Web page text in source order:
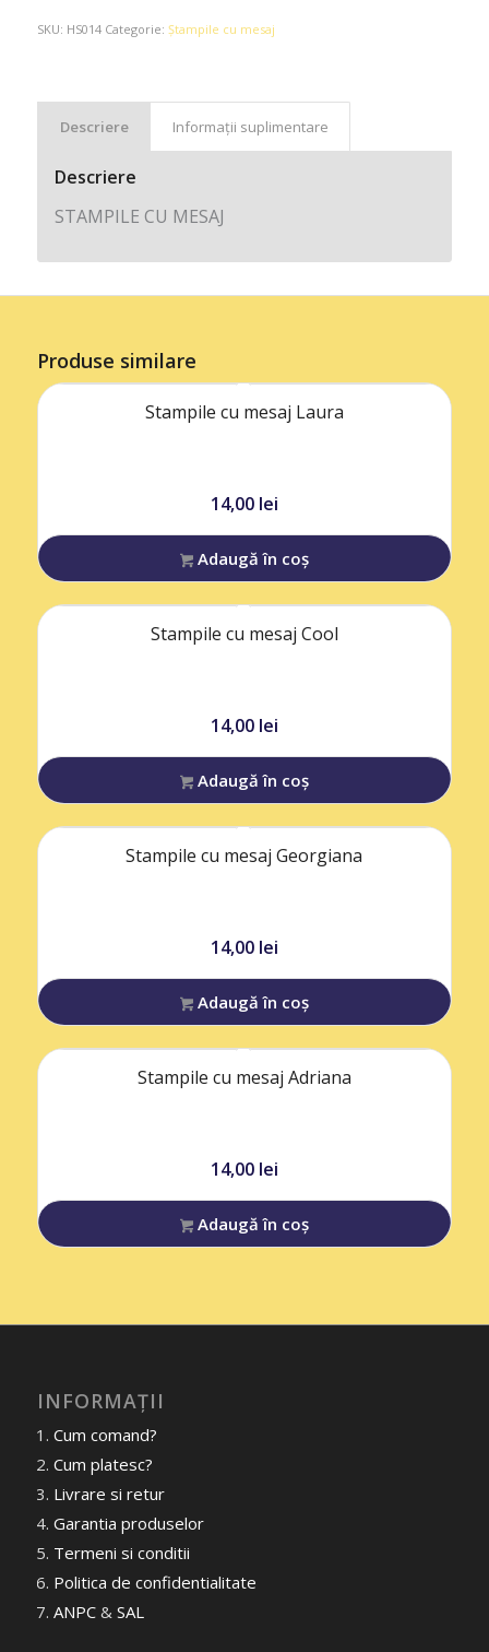
SKU: HS014 Categorie: Ștampile cu mesaj
Descriere Informații suplimentare
Descriere
STAMPILE CU MESAJ
Produse similare
Stampile cu mesaj Laura
14,00 lei
Adaugă în coș
Stampile cu mesaj Cool
14,00 lei
Adaugă în coș
Stampile cu mesaj Georgiana
14,00 lei
Adaugă în coș
Stampile cu mesaj Adriana
14,00 lei
Adaugă în coș
INFORMAȚII
Cum comand?
Cum platesc?
Livrare si retur
Garantia produselor
Termeni si conditii
Politica de confidentialitate
ANPC& SAL